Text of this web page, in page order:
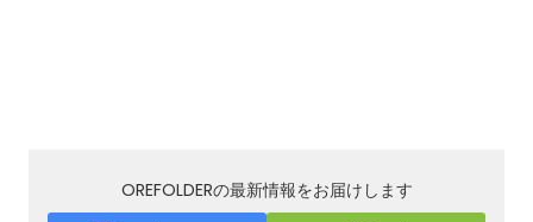
OREFOLDERの最新情報をお届けします